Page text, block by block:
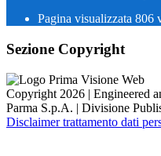
Pagina visualizzata 806
Sezione Copyright
Copyright 2026 | Engineered
Parma S.p.A. | Divisione
Disclaimer trattamento dati